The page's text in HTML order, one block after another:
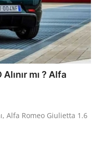
mı ? Alfa
Alfa Romeo Giulietta 1.6